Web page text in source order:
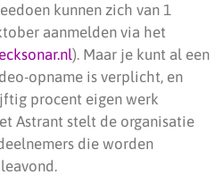
kunnen zich van 1
aanmelden via het
). Maar je kunt al een
opname is verplicht, en
procent eigen werk
Astrant stelt de organisatie
die worden